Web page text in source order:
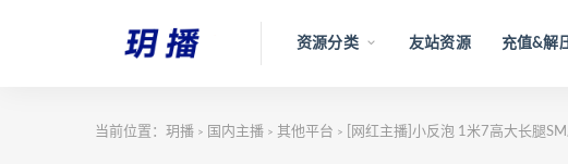
资源分类 友站资源 充值&解
当前位置： 玥播 > 国内主播 > 其他平台 > [网红主播]小反泡 1米7高大长腿